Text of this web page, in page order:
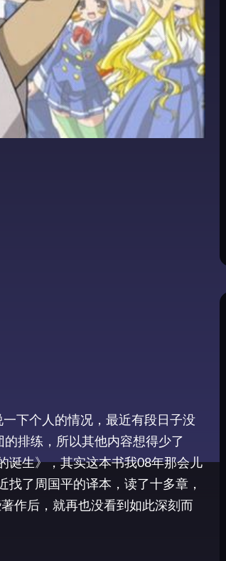
一下个人的情况，最近有段日子没
排练，所以其他内容想得少了
诞生》，其实这本书我08年那会儿
了周国平的译本，读了十多章，
作后，就再也没看到如此深刻而